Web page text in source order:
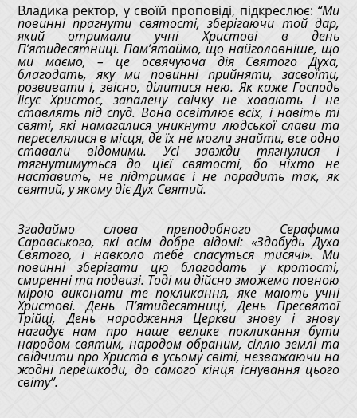
Владика ректор, у своїй проповіді, підкреслює: “Ми
повинні прагнути святості, зберігаючи той дар,
який отримали учні Христові в день
П’ятидесятниці. Пам’ятаймо, що найголовніше, що
ми маємо, – це освячуюча дія Святого Духа,
благодать, яку ми повинні прийняти, засвоїти,
розвивати і, звісно, ділитися нею. Як каже Господь
Іісус Христос, запалену свічку не ховають і не
ставлять під спуд. Вона освітлює всіх, і навіть ті
святі, які намагалися уникнути людської слави та
переселялися в місця, де їх не могли знайти, все одно
ставали відомими. Усі завжди тягнулися і
тягнутимуться до цієї святості, бо ніхто не
наставить, не підтримає і не порадить так, як
святий, у якому діє Дух Святий.
Згадаймо слова преподобного Серафима
Саровського, які всім добре відомі: «Здобудь Духа
Святого, і навколо тебе спасуться тисячі». Ми
повинні зберігати цю благодать у кротості,
смиренні та подвизі. Тоді ми дійсно зможемо повною
мірою виконати те покликання, яке мають учні
Христові. День П’ятидесятниці, День Пресвятої
Трійці, День народження Церкви знову і знову
нагадує нам про наше велике покликання бути
народом святим, народом обраним, сіллю землі та
свідчити про Христа в усьому світі, незважаючи на
жодні перешкоди, до самого кінця існування цього
світу”.